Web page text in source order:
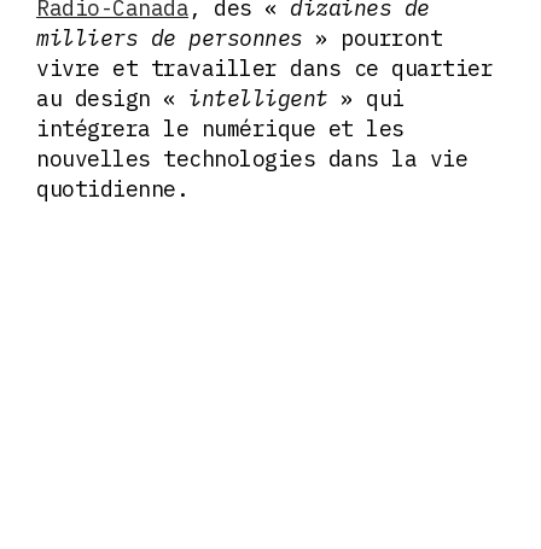
Radio-Canada, des « dizaines de
milliers de personnes » pourront
vivre et travailler dans ce quartier
au design « intelligent » qui
intégrera le numérique et les
nouvelles technologies dans la vie
quotidienne.